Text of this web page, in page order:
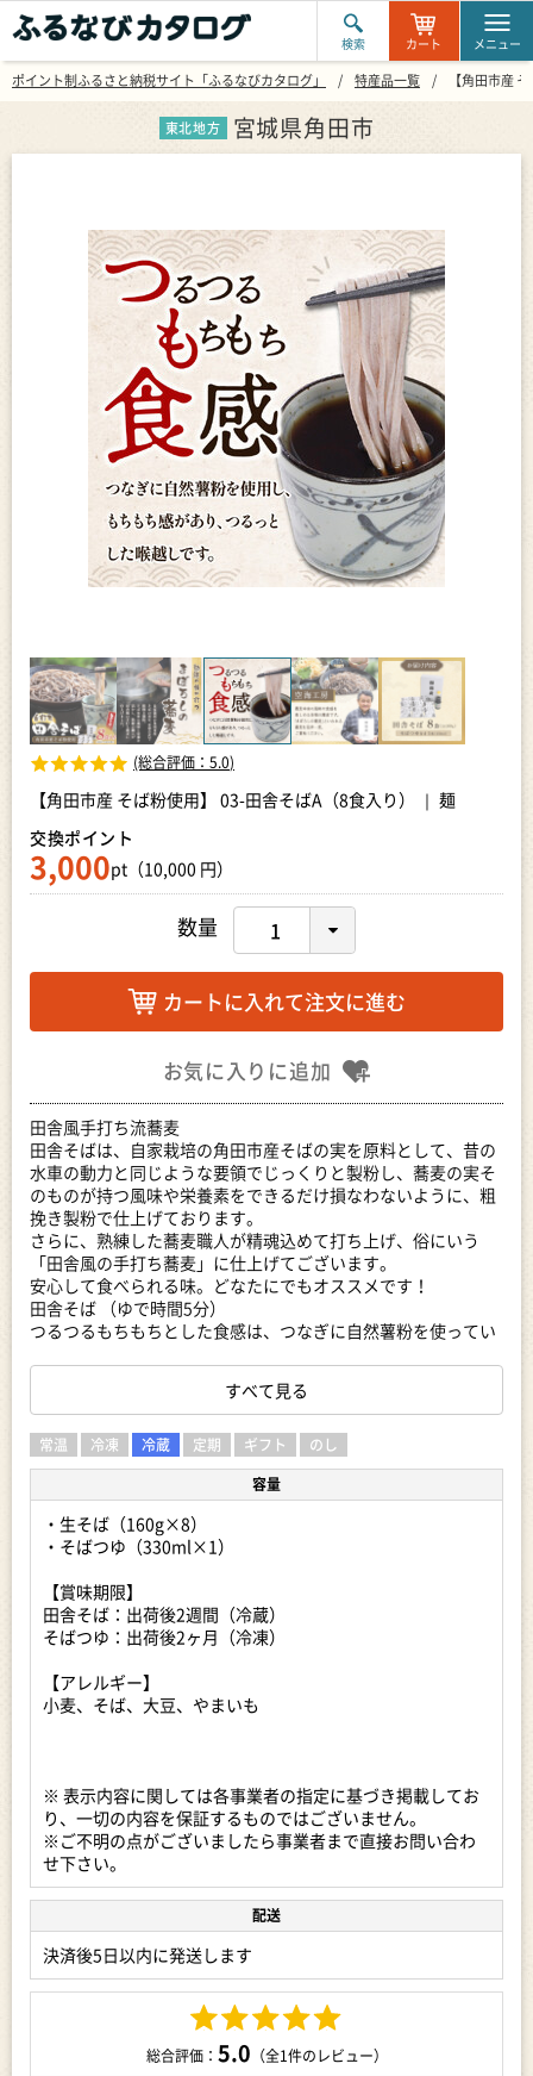
検索 カート メニュー
ポイント制ふるさと納税サイト「ふるなびカタログ」 特産品一覧 【角田市産
東北地方 宮城県角田市
(総合評価： 5.0)
【角田市産 そば粉使用】 03-田舎そばA（8食入り） ｜ 麺
交換ポイント
3,000pt（10,000 円）
数量
カートに入れて注文に進む
お気に入りに追加
田舎風手打ち流蕎麦
田舎そばは、自家栽培の角田市産そばの実を原料として、昔の
水車の動力と同じような要領でじっくりと製粉し、蕎麦の実そ
のものが持つ風味や栄養素をできるだけ損なわないように、粗
挽き製粉で仕上げております。
さらに、熟練した蕎麦職人が精魂込めて打ち上げ、俗にいう
「田舎風の手打ち蕎麦」に仕上げてございます。
安心して食べられる味。どなたにでもオススメです！
田舎そば （ゆで時間5分）
つるつるもちもちとした食感は、つなぎに自然薯粉を使ってい
お子様から年配の方まで、幅広い方に親しまれています。
空海工房のまぼろしの手打ちそばを、是非ご賞味ください。
※お品出荷後にお届け先変更をされる場合には、お届け先の方
から転送料(着払い)をお支払いいただくこととなります。お申
込みの際には『返礼品お届け先住所』をご確認いただきお申込
みくださいますようお願いいたします。
事業者:空海工房
関連キーワード：麺 蕎麦 そば ソバ とろろ やまかけ 長いも な
がいも 長芋 年越し お祝い 食品 加工食品 人気 おすすめ 送料無
すべて見る
常温 冷凍 冷蔵 定期 ギフト
のし
容量
・生そば（160g×8）
・そばつゆ（330ml×1）
【賞味期限】
田舎そば：出荷後2週間（冷蔵）
そばつゆ：出荷後2ヶ月（冷凍）
【アレルギー】
小麦、そば、大豆、やまいも
※ 表示内容に関しては各事業者の指定に基づき掲載してお
り、一切の内容を保証するものではございません。
※ご不明の点がございましたら事業者まで直接お問い合わ
せ下さい。
配送
決済後5日以内に発送します
総合評価： 5.0 （全1件のレビュー）